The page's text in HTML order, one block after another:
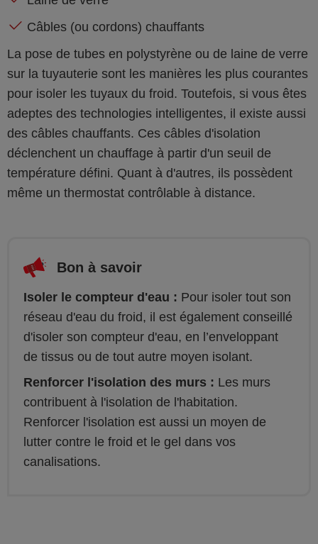
Câbles (ou cordons) chauffants
La pose de tubes en polystyrène ou de laine de verre
sur la tuyauterie sont les manières les plus courantes
pour isoler les tuyaux du froid. Toutefois, si vous êtes
adeptes des technologies intelligentes, il existe aussi
des câbles chauffants. Ces câbles d'isolation
déclenchent un chauffage à partir d'un seuil de
température défini. Quant à d'autres, ils possèdent
même un thermostat contrôlable à distance.
Bon à savoir
Isoler le compteur d'eau : Pour isoler tout son
réseau d'eau du froid, il est également conseillé
d'isoler son compteur d'eau, en l’enveloppant
de tissus ou de tout autre moyen isolant.
Renforcer l'isolation des murs : Les murs
contribuent à l'isolation de l'habitation.
Renforcer l'isolation est aussi un moyen de
lutter contre le froid et le gel dans vos
canalisations.